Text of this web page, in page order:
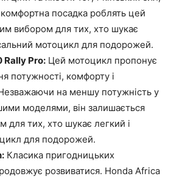
комфортна посадка роблять цей
вибором для тих, хто шукає
мотоцикл для подорожей.
Rally Pro: Цей мотоцикл пропонує
потужності, комфорту і
на меншу потужність у
моделями, він залишається
для тих, хто шукає легкий і
для подорожей.
Класика пригодницьких
розвиватися. Honda Africa